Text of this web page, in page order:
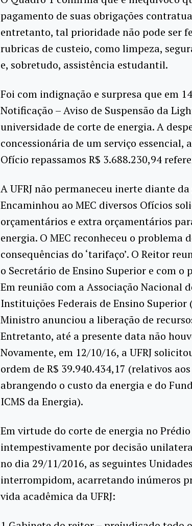
pagamento de suas obrigações
entretanto, tal prioridade não pode ser
rubricas de custeio, como limpeza,
e, sobretudo, assistência estudantil.
Foi com indignação e surpresa que em
Notificação – Aviso de Suspensão da
universidade de corte de energia. A
concessionária de um serviço essencial,
Ofício repassamos R$ 3.688.230,94
A UFRJ não permaneceu inerte diante
Encaminhou ao MEC diversos Ofícios
orçamentários e extra orçamentários
energia. O MEC reconheceu o problema
consequências do ‘tarifaço’. O Reitor
o Secretário de Ensino Superior e com
Em reunião com a Associação Nacional
Instituições Federais de Ensino
Ministro anunciou a liberação de
Entretanto, até a presente data não
Novamente, em 12/10/16, a UFRJ
ordem de R$ 39.940.434,17 (relativos
abrangendo o custo da energia e do
ICMS da Energia).
Em virtude do corte de energia no
intempestivamente por decisão
no dia 29/11/2016, as seguintes
interrompidom, acarretando inúmeros
vida acadêmica da UFRJ: